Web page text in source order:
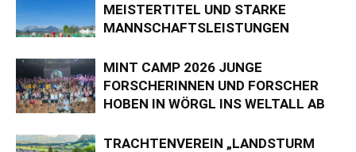
MEISTERTITEL UND STARKE
MANNSCHAFTSLEISTUNGEN
MINT CAMP 2026 JUNGE
FORSCHERINNEN UND FORSCHER
HOBEN IN WÖRGL INS WELTALL AB
TRACHTENVEREIN „LANDSTURM